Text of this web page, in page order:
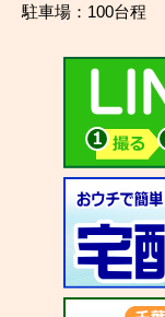
駐車場：100台程